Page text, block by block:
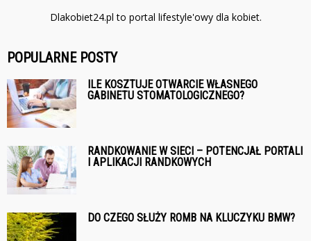
Dlakobiet24.pl to portal lifestyle'owy dla kobiet.
POPULARNE POSTY
ILE KOSZTUJE OTWARCIE WŁASNEGO
GABINETU STOMATOLOGICZNEGO?
RANDKOWANIE W SIECI – POTENCJAŁ PORTALI
I APLIKACJI RANDKOWYCH
DO CZEGO SŁUŻY ROMB NA KLUCZYKU BMW?